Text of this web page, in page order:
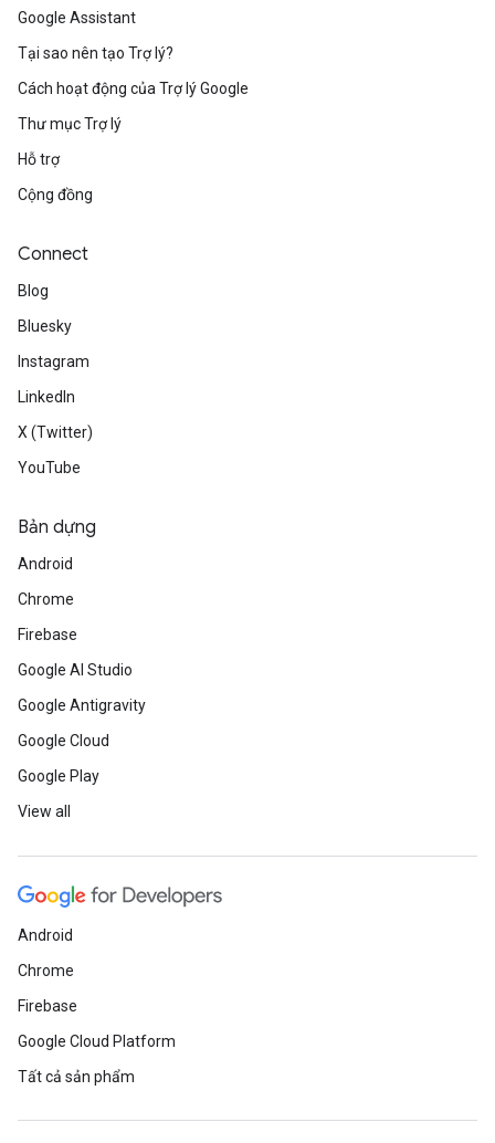
Google Assistant
Tại sao nên tạo Trợ lý?
Cách hoạt động của Trợ lý Google
Thư mục Trợ lý
Hỗ trợ
Cộng đồng
Connect
Blog
Bluesky
Instagram
LinkedIn
X (Twitter)
YouTube
Bản dựng
Android
Chrome
Firebase
Google AI Studio
Google Antigravity
Google Cloud
Google Play
View all
Android
Chrome
Firebase
Google Cloud Platform
Tất cả sản phẩm